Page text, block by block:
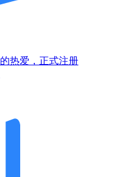
热爱，正式注册